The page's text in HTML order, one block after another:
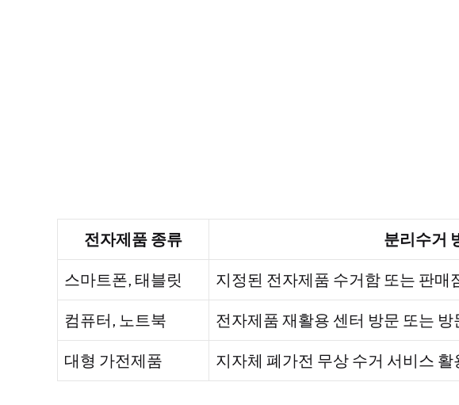
전자제품 종류 분리수거
스마트폰, 태블릿 지정된 전자제품 수거함 또는 판매
컴퓨터, 노트북 전자제품 재활용 센터 방문 또는
대형 가전제품 지자체 폐가전 무상 수거 서비스 활